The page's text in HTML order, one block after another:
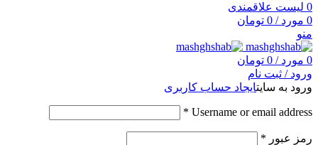
0 لیست علاقمندی
0 مورد /
0 تومان
منو
0 مورد /
0 تومان
ورود / ثبت نام
ورود به سایتایجاد حساب کاربری
Username or email address
*
رمز عبور *